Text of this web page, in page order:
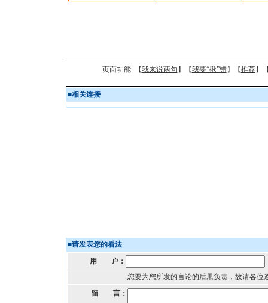
页面功能 【我来说两句 】【我要“揪”错】【推荐】
■相关连接
■请发表您的看法
用 户：
您要为您所发的言论的后果负责，故请各位
留 言：